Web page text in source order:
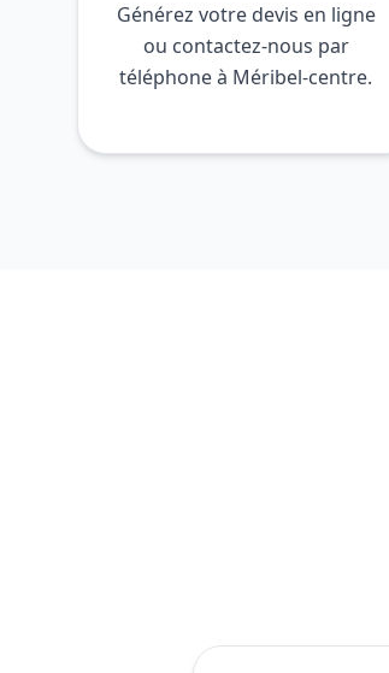
Générez votre devis en ligne
ou contactez-nous par
téléphone à Méribel-centre.